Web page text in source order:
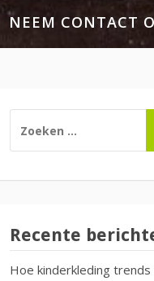
NEEM CONTACT
NAAR:
Recente
Hoe kinderkleding trends